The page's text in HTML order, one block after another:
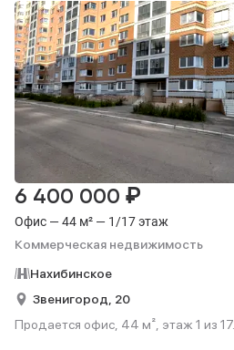
Офис — 44 м² — 1/17 этаж
Коммерческая недвижимость
6 400 000 ₽
Нахибинское
Звенигород, 20
Продается офис, 44 м², этаж 1 из 17.